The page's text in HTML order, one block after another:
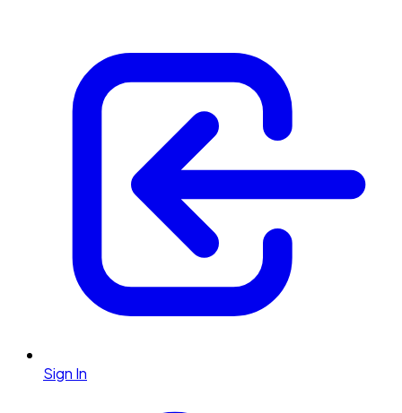
Sign In